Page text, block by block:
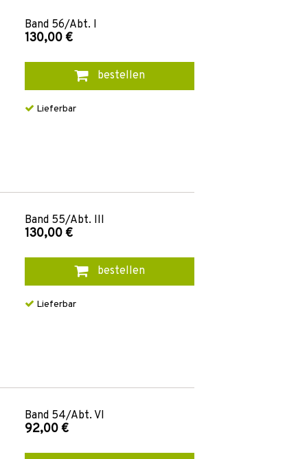
Band 56/Abt. I
130,00 €
bestellen
Lieferbar
Band 55/Abt. III
130,00 €
bestellen
Lieferbar
Band 54/Abt. VI
92,00 €